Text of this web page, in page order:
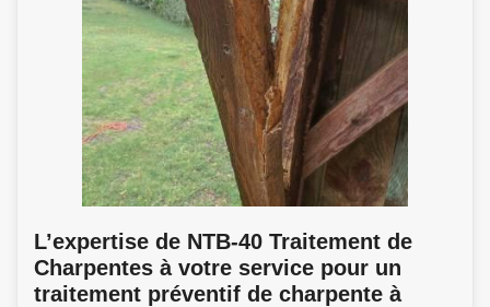
L’expertise de NTB-40 Traitement de
Charpentes à votre service pour un
traitement préventif de charpente à